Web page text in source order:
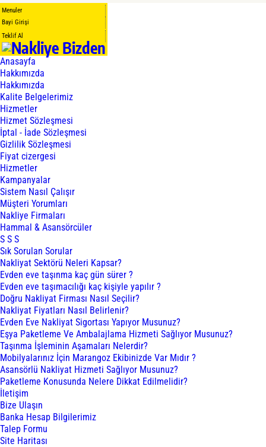
Menuler
Bayi Girişi
Teklif Al
Anasayfa
Hakkımızda
Hakkımızda
Kalite Belgelerimiz
Hizmetler
Hizmet Sözleşmesi
İptal - İade Sözleşmesi
Gizlilik Sözleşmesi
Fiyat cizergesi
Hizmetler
Kampanyalar
Sistem Nasıl Çalışır
Müşteri Yorumları
Nakliye Firmaları
Hammal & Asansörcüler
S S S
Sık Sorulan Sorular
Nakliyat Sektörü Neleri Kapsar?
Evden eve taşınma kaç gün sürer ?
Evden eve taşımacılığı kaç kişiyle yapılır ?
Doğru Nakliyat Firması Nasıl Seçilir?
Nakliyat Fiyatları Nasıl Belirlenir?
Evden Eve Nakliyat Sigortası Yapıyor Musunuz?
Eşya Paketleme Ve Ambalajlama Hizmeti Sağlıyor Musunuz?
Taşınma İşleminin Aşamaları Nelerdir?
Mobilyalarınız İçin Marangoz Ekibinizde Var Mıdır ?
Asansörlü Nakliyat Hizmeti Sağlıyor Musunuz?
Paketleme Konusunda Nelere Dikkat Edilmelidir?
İletişim
Bize Ulaşın
Banka Hesap Bilgilerimiz
Talep Formu
Site Haritası